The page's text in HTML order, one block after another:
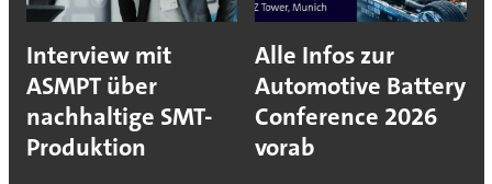
Interview mit
ASMPT über
nachhaltige SMT-
Produktion
Alle Infos zur
Automotive Battery
Conference 2026
vorab